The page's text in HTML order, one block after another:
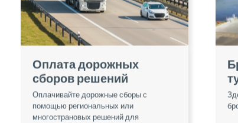
Оплата дорожных
сборов решений
Оплачивайте дорожные сборы с
многострановых решений для
швейцарских автобанов.